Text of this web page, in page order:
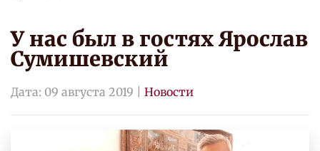
У нас был в гостях Ярослав
Сумишевский
Дата: 09 августа 2019 Новости